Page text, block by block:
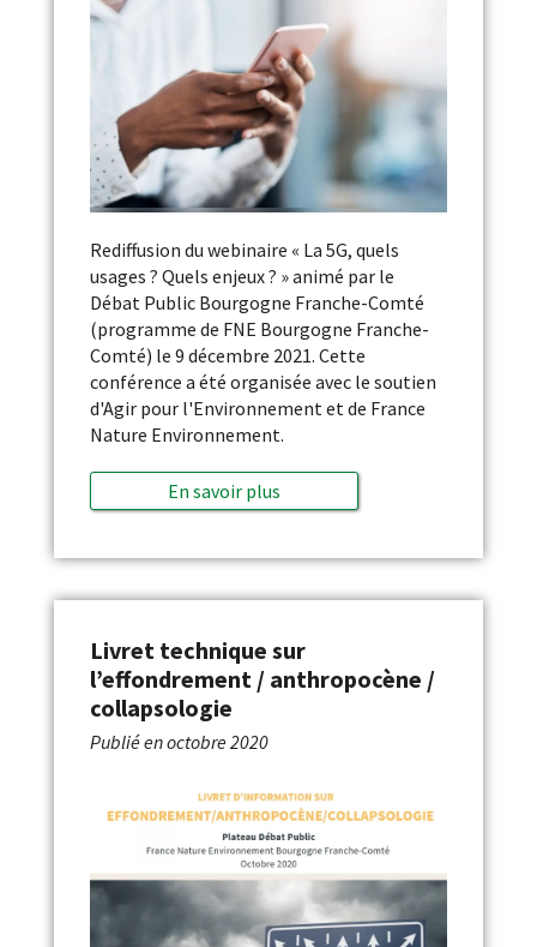
Rediffusion du webinaire « La 5G, quels
usages ? Quels enjeux ? » animé par le
Débat Public Bourgogne Franche-Comté
(programme de FNE Bourgogne Franche-
Comté) le 9 décembre 2021. Cette
conférence a été organisée avec le soutien
d'Agir pour l'Environnement et de France
Nature Environnement.
En savoir plus
Livret technique sur
l’effondrement / anthropocène /
collapsologie
Publié enoctobre 2020